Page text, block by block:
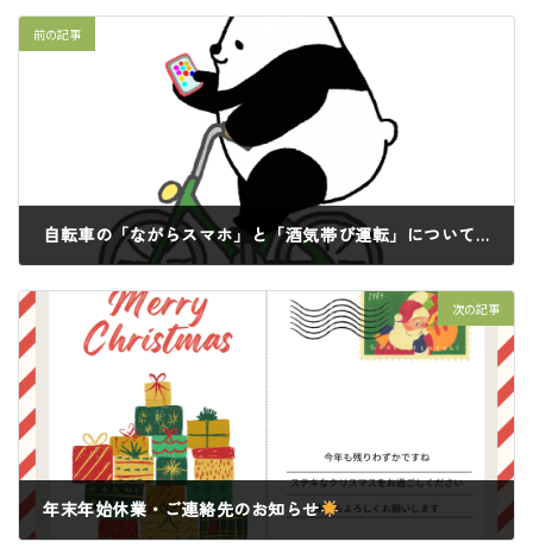
前の記事
自転車の「ながらスマホ」と「酒気帯び運転」について
次の記事
年末年始休業・ご連絡先のお知らせ